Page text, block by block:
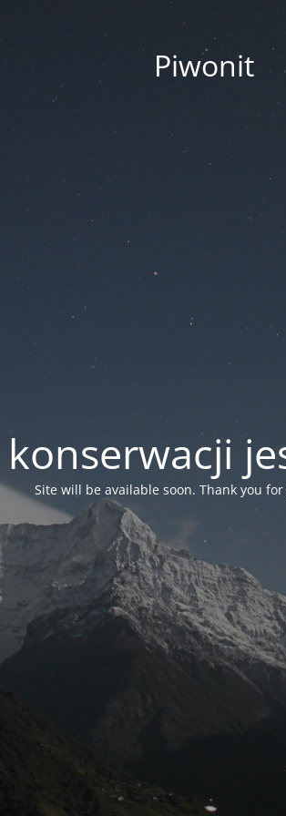
Piwonit
Site will be available soon. Thank you